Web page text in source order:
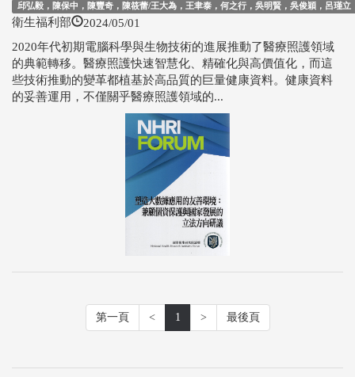
邱弘毅，陳保中，陳豐奇，陳筱蕾/王大為，王聿泰，何之行，吳明賢，吳俊穎，呂瑾立
衛生福利部 2024/05/01
2020年代初期電腦科學與生物技術的進展推動了醫療照護領域
的典範轉移。醫療照護快速智慧化、精確化與高價值化，而這
些技術推動的變革都植基於高品質的巨量健康資料。健康資料
的妥善運用，不僅關乎醫療照護領域的...
第一頁 < 1 > 最後頁